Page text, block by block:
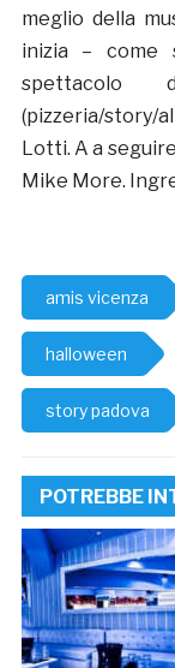
meglio della
inizia – come
spettacolo
(pizzeria/
Lotti. A a
Mike More.
amis vicenza
halloween
story padova
POTREBBE